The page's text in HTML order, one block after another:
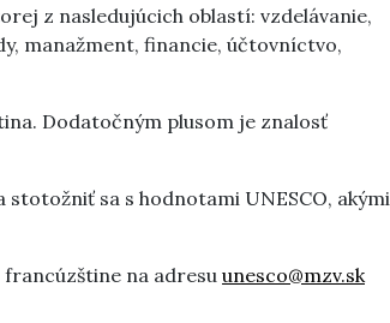
z nasledujúcich oblastí: vzdelávanie,
manažment, financie, účtovníctvo,
Dodatočným plusom je znalosť
sa s hodnotami UNESCO, akými
francúzštine na adresu unesco@mzv.sk